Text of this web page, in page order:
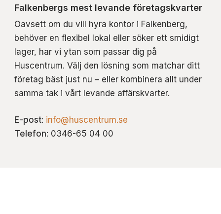
Falkenbergs mest levande företagskvarter
Oavsett om du vill hyra kontor i Falkenberg,
behöver en flexibel lokal eller söker ett smidigt
lager, har vi ytan som passar dig på
Huscentrum. Välj den lösning som matchar ditt
företag bäst just nu – eller kombinera allt under
samma tak i vårt levande affärskvarter.
E-post: info@huscentrum.se
Telefon: 0346-65 04 00